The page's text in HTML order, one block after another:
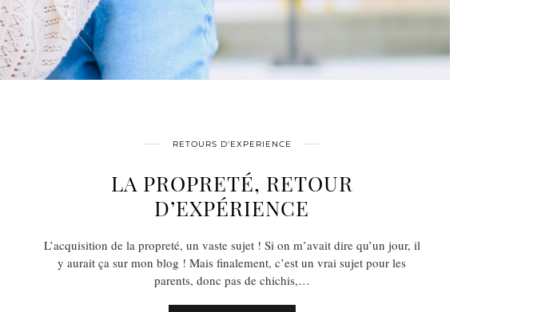
RETOURS D'EXPERIENCE
LA PROPRETÉ, RETOUR
D’EXPÉRIENCE
L’acquisition de la propreté, un vaste sujet ! Si on m’avait dire qu’un jour, il
y aurait ça sur mon blog ! Mais finalement, c’est un vrai sujet pour les
parents, donc pas de chichis,…